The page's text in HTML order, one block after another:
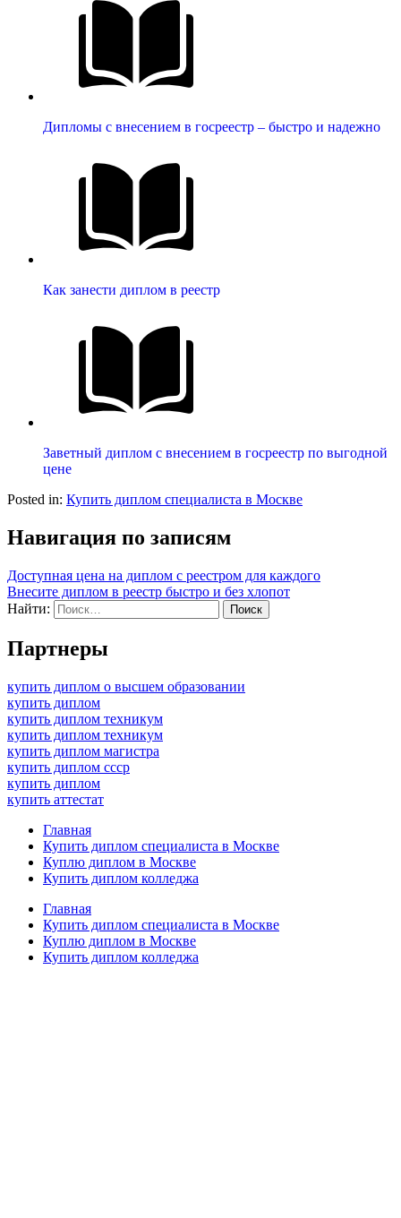
Дипломы с внесением в госреестр – быстро и надежно
Как занести диплом в реестр
Заветный диплом с внесением в госреестр по выгодной
цене
Posted in: Купить диплом специалиста в Москве
Навигация по записям
Доступная цена на диплом с реестром для каждого
Внесите диплом в реестр быстро и без хлопот
Найти:
Партнеры
купить диплом о высшем образовании
купить диплом
купить диплом техникум
купить диплом техникум
купить диплом магистра
купить диплом ссср
купить диплом
купить аттестат
Главная
Купить диплом специалиста в Москве
Куплю диплом в Москве
Купить диплом колледжа
Главная
Купить диплом специалиста в Москве
Куплю диплом в Москве
Купить диплом колледжа